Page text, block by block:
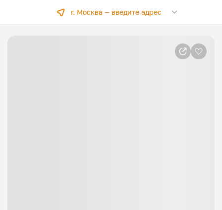
г. Москва —введите адрес